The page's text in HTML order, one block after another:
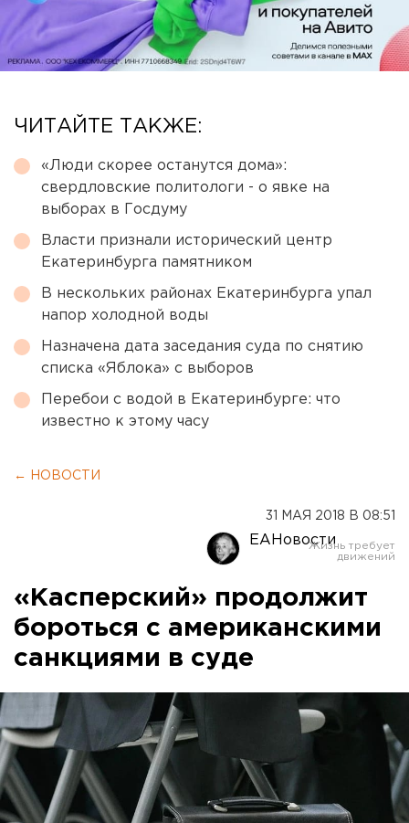
ЧИТАЙТЕ ТАКЖЕ:
«Люди скорее останутся дома»:
свердловские политологи - о явке на
выборах в Госдуму
Власти признали исторический центр
Екатеринбурга памятником
В нескольких районах Екатеринбурга упал
напор холодной воды
Назначена дата заседания суда по снятию
списка «Яблока» с выборов
Перебои с водой в Екатеринбурге: что
известно к этому часу
← НОВОСТИ
31 МАЯ 2018 В 08:51
ЕАНовости
«Касперский» продолжит
бороться с американскими
санкциями в суде